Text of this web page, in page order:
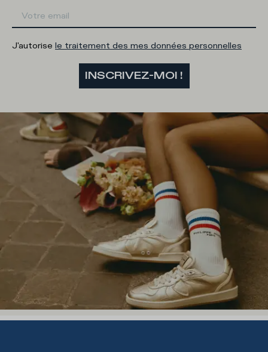
J'autorise le traitement des mes données personnelles
INSCRIVEZ-MOI !